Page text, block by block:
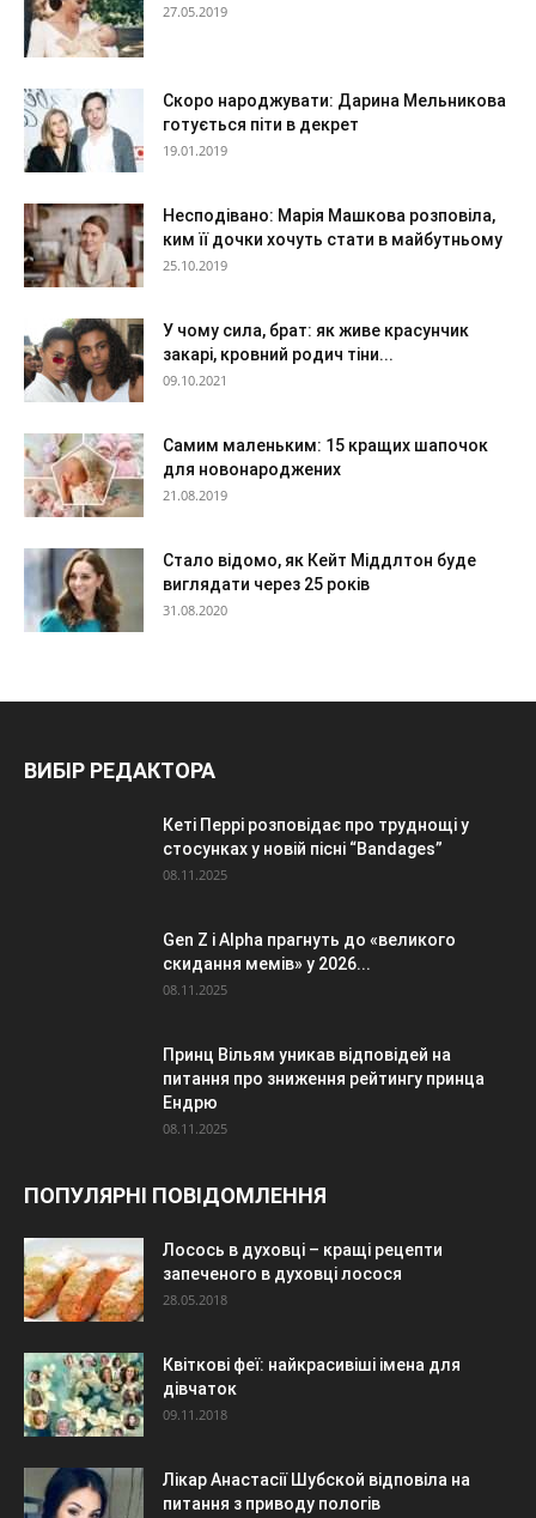
27.05.2019
Скоро народжувати: Дарина Мельникова
готується піти в декрет
19.01.2019
Несподівано: Марія Машкова розповіла,
ким її дочки хочуть стати в майбутньому
25.10.2019
У чому сила, брат: як живе красунчик
закарі, кровний родич тіни...
09.10.2021
Самим маленьким: 15 кращих шапочок
для новонароджених
21.08.2019
Стало відомо, як Кейт Міддлтон буде
виглядати через 25 років
31.08.2020
ВИБІР РЕДАКТОРА
Кеті Перрі розповідає про труднощі у
стосунках у новій пісні “Bandages”
08.11.2025
Gen Z і Alpha прагнуть до «великого
скидання мемів» у 2026...
08.11.2025
Принц Вільям уникав відповідей на
питання про зниження рейтингу принца
Ендрю
08.11.2025
ПОПУЛЯРНІ ПОВІДОМЛЕННЯ
Лосось в духовці – кращі рецепти
запеченого в духовці лосося
28.05.2018
Квіткові феї: найкрасивіші імена для
дівчаток
09.11.2018
Лікар Анастасії Шубской відповіла на
питання з приводу пологів